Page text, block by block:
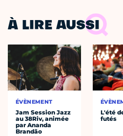
À LIRE AUSSI
ÉVÈNEMENT
Jam Session Jazz
au 38Riv, animée
par Ananda
Brandão
L'été
futés